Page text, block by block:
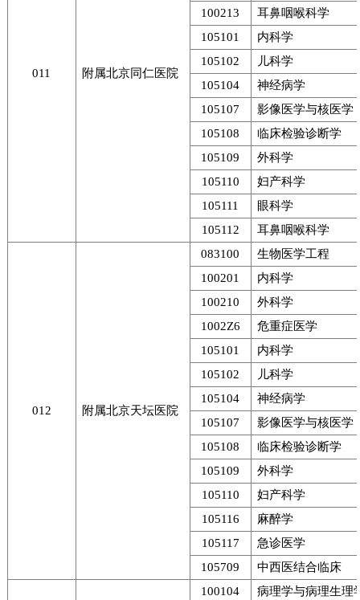
011 附属北京同仁医院
100213
耳鼻咽喉科学
105101
内科学
105102
儿科学
105104
神经病学
105107
影像医学与核医学
105108
临床检验诊断学
105109
外科学
105110
妇产科学
105111
眼科学
105112
耳鼻咽喉科学
012 附属北京天坛医院
083100
生物医学工程
100201
内科学
100210
外科学
1002Z6
危重症医学
105101
内科学
105102
儿科学
105104
神经病学
105107
影像医学与核医学
105108
临床检验诊断学
105109
外科学
105110
妇产科学
105116
麻醉学
105117
急诊医学
105709
中西医结合临床
100104
病理学与病理生理